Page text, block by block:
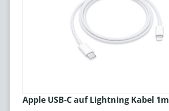
Apple USB-C auf Lightning Kabel 1m